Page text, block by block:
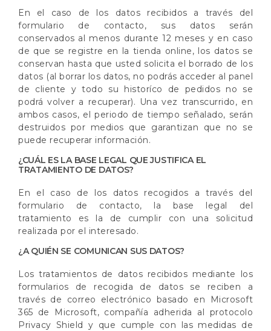
En el caso de los datos recibidos a través del
formulario de contacto, sus datos serán
conservados al menos durante 12 meses y en caso
de que se registre en la tienda online, los datos se
conservan hasta que usted solicita el borrado de los
datos (al borrar los datos, no podrás acceder al panel
de cliente y todo su historíco de pedidos no se
podrá volver a recuperar). Una vez transcurrido, en
ambos casos, el periodo de tiempo señalado, serán
destruidos por medios que garantizan que no se
puede recuperar información.
¿CUÁL ES LA BASE LEGAL QUE JUSTIFICA EL
TRATAMIENTO DE DATOS?
En el caso de los datos recogidos a través del
formulario de contacto, la base legal del
tratamiento es la de cumplir con una solicitud
realizada por el interesado.
¿A QUIÉN SE COMUNICAN SUS DATOS?
Los tratamientos de datos recibidos mediante los
formularios de recogida de datos se reciben a
través de correo electrónico basado en Microsoft
365 de Microsoft, compañía adherida al protocolo
Privacy Shield y que cumple con las medidas de